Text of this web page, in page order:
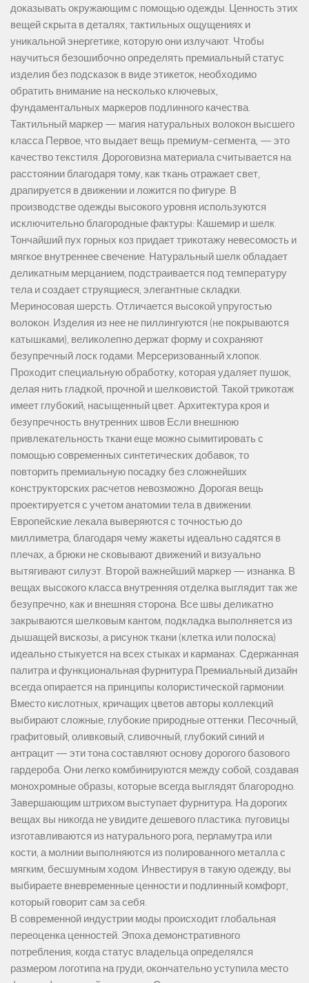
доказывать окружающим с помощью одежды. Ценность этих
вещей скрыта в деталях, тактильных ощущениях и
уникальной энергетике, которую они излучают. Чтобы
научиться безошибочно определять премиальный статус
изделия без подсказок в виде этикеток, необходимо
обратить внимание на несколько ключевых,
фундаментальных маркеров подлинного качества.
Тактильный маркер — магия натуральных волокон высшего
класса Первое, что выдает вещь премиум-сегмента, — это
качество текстиля. Дороговизна материала считывается на
расстоянии благодаря тому, как ткань отражает свет,
драпируется в движении и ложится по фигуре. В
производстве одежды высокого уровня используются
исключительно благородные фактуры: Кашемир и шелк.
Тончайший пух горных коз придает трикотажу невесомость и
мягкое внутреннее свечение. Натуральный шелк обладает
деликатным мерцанием, подстраивается под температуру
тела и создает струящиеся, элегантные складки.
Мериносовая шерсть. Отличается высокой упругостью
волокон. Изделия из нее не пиллингуются (не покрываются
катышками), великолепно держат форму и сохраняют
безупречный лоск годами. Мерсеризованный хлопок.
Проходит специальную обработку, которая удаляет пушок,
делая нить гладкой, прочной и шелковистой. Такой трикотаж
имеет глубокий, насыщенный цвет. Архитектура кроя и
безупречность внутренних швов Если внешнюю
привлекательность ткани еще можно сымитировать с
помощью современных синтетических добавок, то
повторить премиальную посадку без сложнейших
конструкторских расчетов невозможно. Дорогая вещь
проектируется с учетом анатомии тела в движении.
Европейские лекала выверяются с точностью до
миллиметра, благодаря чему жакеты идеально садятся в
плечах, а брюки не сковывают движений и визуально
вытягивают силуэт. Второй важнейший маркер — изнанка. В
вещах высокого класса внутренняя отделка выглядит так же
безупречно, как и внешняя сторона. Все швы деликатно
закрываются шелковым кантом, подкладка выполняется из
дышащей вискозы, а рисунок ткани (клетка или полоска)
идеально стыкуется на всех стыках и карманах. Сдержанная
палитра и функциональная фурнитура Премиальный дизайн
всегда опирается на принципы колористической гармонии.
Вместо кислотных, кричащих цветов авторы коллекций
выбирают сложные, глубокие природные оттенки. Песочный,
графитовый, оливковый, сливочный, глубокий синий и
антрацит — эти тона составляют основу дорогого базового
гардероба. Они легко комбинируются между собой, создавая
монохромные образы, которые всегда выглядят благородно.
Завершающим штрихом выступает фурнитура. На дорогих
вещах вы никогда не увидите дешевого пластика: пуговицы
изготавливаются из натурального рога, перламутра или
кости, а молнии выполняются из полированного металла с
мягким, бесшумным ходом. Инвестируя в такую одежду, вы
выбираете вневременные ценности и подлинный комфорт,
который говорит сам за себя.
В современной индустрии моды происходит глобальная
переоценка ценностей. Эпоха демонстративного
потребления, когда статус владельца определялся
размером логотипа на груди, окончательно уступила место